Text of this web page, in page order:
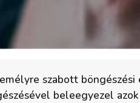
szabott
beleegyezel azok